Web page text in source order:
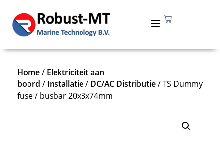
Home/ Elektriciteit aan
boord / Installatie/ DC/AC Distributie/ TS Dummy
fuse / busbar 20x3x74mm